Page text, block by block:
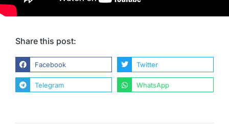
Share this post:
Facebook Twitter
Telegram WhatsApp